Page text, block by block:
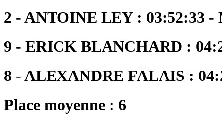
2 - ANTOINE LEY : 03:52:33 -
9 - ERICK BLANCHARD :
8 - ALEXANDRE FALAIS :
Place moyenne : 6